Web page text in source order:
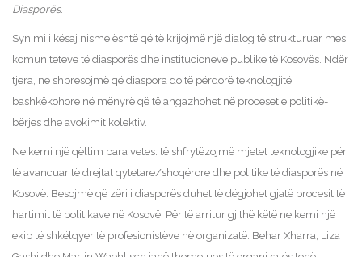
Diasporës.
Synimi i kësaj nisme është që të krijojmë një dialog të strukturuar mes
komuniteteve të diasporës dhe institucioneve publike të Kosovës. Ndër
tjera, ne shpresojmë që diaspora do të përdorë teknologjitë
bashkëkohore në mënyrë që të angazhohet në proceset e politikë-
bërjes dhe avokimit kolektiv.
Ne kemi një qëllim para vetes: të shfrytëzojmë mjetet teknologjike për
të avancuar të drejtat qytetare/shoqërore dhe politike të diasporës në
Kosovë. Besojmë që zëri i diasporës duhet të dëgjohet gjatë procesit të
hartimit të politikave në Kosovë. Për të arritur gjithë këtë ne kemi një
ekip të shkëlqyer të profesionistëve në organizatë. Behar Xharra, Liza